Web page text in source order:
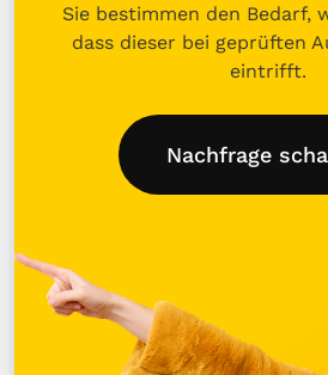
Sie bestimmen den Bedarf,
dass dieser bei geprüften
eintrifft.
Nachfrage